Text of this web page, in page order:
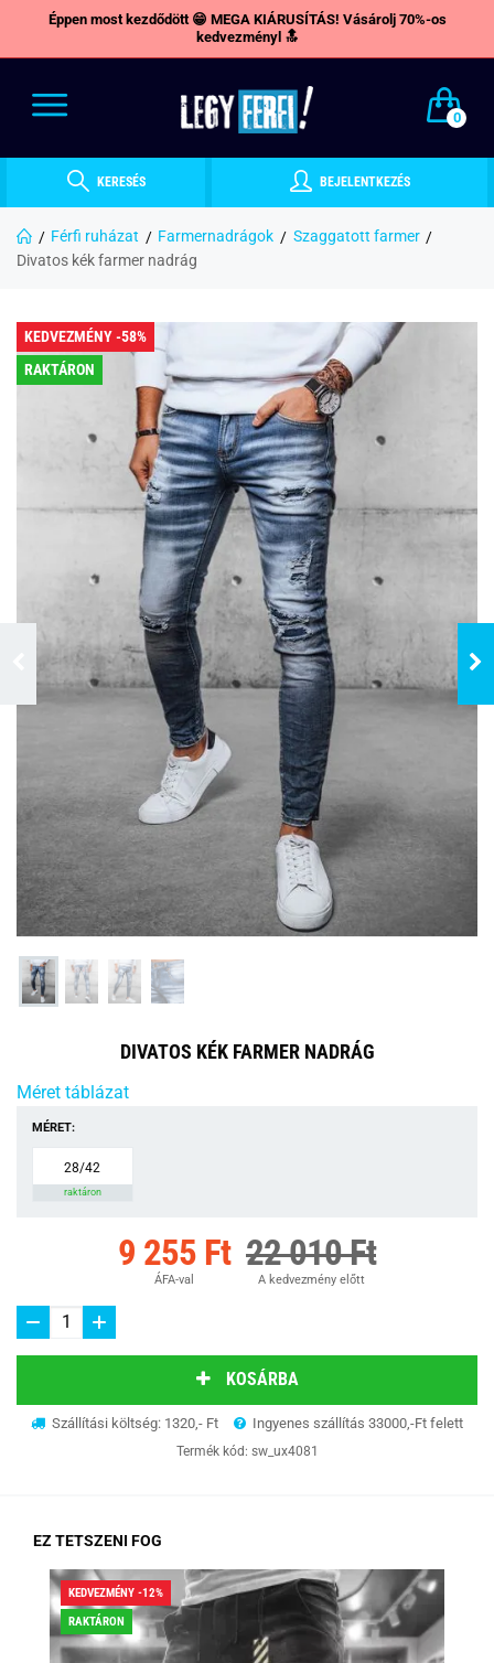
Éppen most kezdődött 😁 MEGA KIÁRUSÍTÁS! Vásárolj 70%-os
kedvezményl 🔝
0
KERESÉS BEJELENTKEZÉS
Férfi ruházat Farmernadrágok
Szaggatott farmer
Divatos kék farmer nadrág
KEDVEZMÉNY -58%
RAKTÁRON
DIVATOS KÉK FARMER NADRÁG
Méret táblázat
MÉRET:
28/42
raktáron
9 255 Ft
ÁFA-val
22 010 Ft
A kedvezmény előtt
KOSÁRBA
Szállítási költség: 1320,- Ft Ingyenes szállítás 33000,-Ft felett
Termék kód: sw_ux4081
EZ TETSZENI FOG
KEDVEZMÉNY -12%
RAKTÁRON